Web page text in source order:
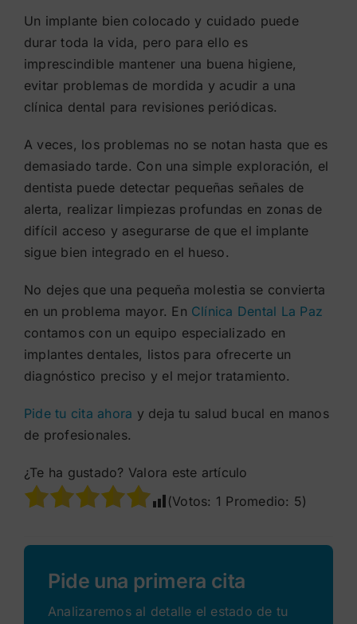
Un implante bien colocado y cuidado puede
durar toda la vida, pero para ello es
imprescindible mantener una buena higiene,
evitar problemas de mordida y acudir a una
clínica dental para revisiones periódicas.
A veces, los problemas no se notan hasta que es
demasiado tarde. Con una simple exploración, el
dentista puede detectar pequeñas señales de
alerta, realizar limpiezas profundas en zonas de
difícil acceso y asegurarse de que el implante
sigue bien integrado en el hueso.
No dejes que una pequeña molestia se convierta
en un problema mayor. En Clínica Dental La Paz
contamos con un equipo especializado en
implantes dentales, listos para ofrecerte un
diagnóstico preciso y el mejor tratamiento.
Pide tu cita ahora y deja tu salud bucal en manos
de profesionales.
¿Te ha gustado? Valora este artículo
(Votos: 1 Promedio: 5)
Pide una primera cita
Analizaremos al detalle el estado de tu